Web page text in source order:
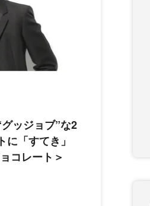
ッジョブ”な2
「すてき」
コレート＞